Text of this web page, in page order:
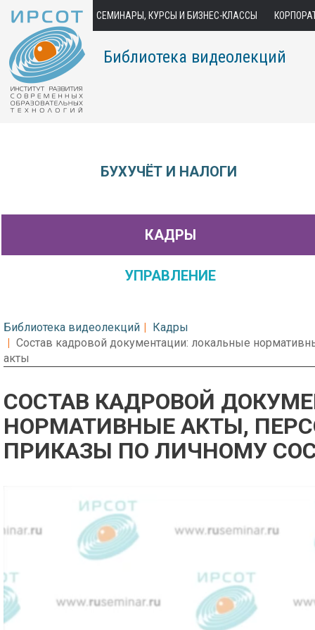
СЕМИНАРЫ, КУРСЫ И БИЗНЕС-КЛАССЫ
Библиотека видеолекций
БУХУЧЁТ И НАЛОГИ
КАДРЫ
УПРАВЛЕНИЕ
Библиотека видеолекций
Кадры
Состав кадровой документации: локальные
акты
СОСТАВ КАДРОВОЙ
НОРМАТИВНЫЕ АКТЫ,
ПРИКАЗЫ ПО ЛИЧНОМУ
Предварительный просмотр.